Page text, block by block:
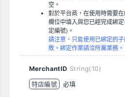
空。
對於平台商，在使用時需要
欄位中填入與您已經完成綁
定編號)。
請注意，只能使用已綁定的
敗。綁定作業請洽所屬業務。
MerchantID String(10)
特店編號
必填